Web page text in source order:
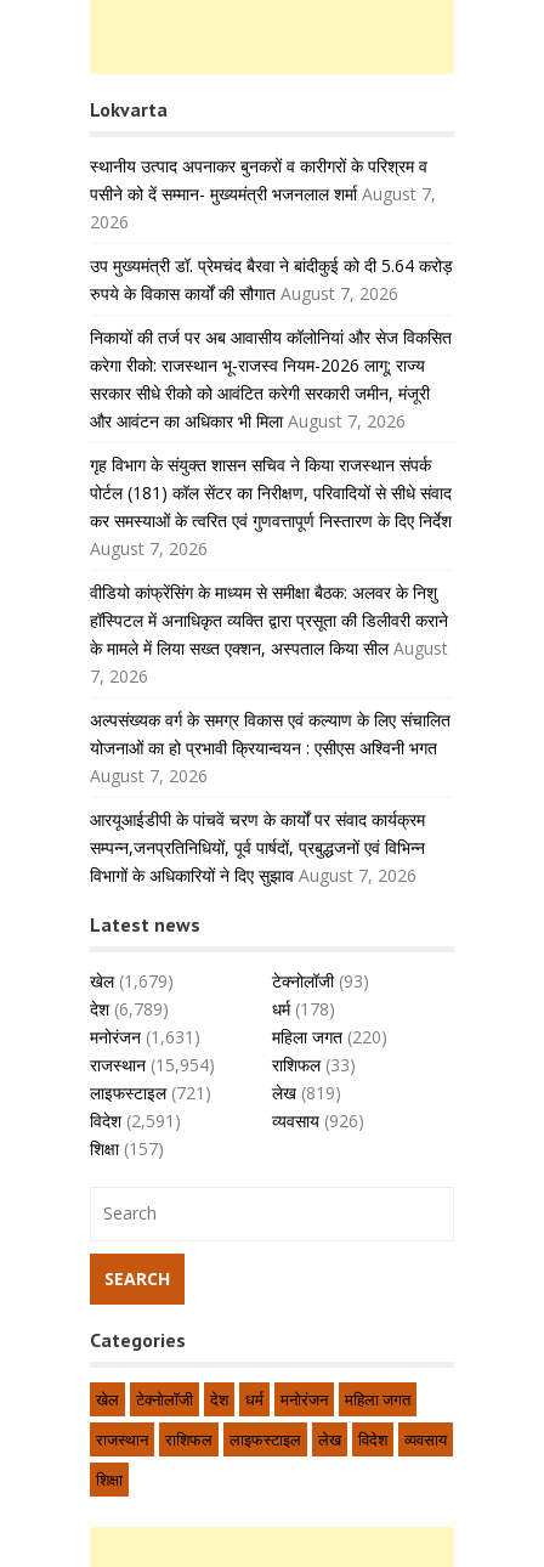
Lokvarta
स्थानीय उत्पाद अपनाकर बुनकरों व कारीगरों के परिश्रम व
पसीने को दें सम्मान- मुख्यमंत्री भजनलाल शर्मा August 7,
2026
उप मुख्यमंत्री डॉ. प्रेमचंद बैरवा ने बांदीकुई को दी 5.64 करोड़
रुपये के विकास कार्यों की सौगात August 7, 2026
निकायों की तर्ज पर अब आवासीय कॉलोनियां और सेज विकसित
करेगा रीको: राजस्थान भू-राजस्व नियम-2026 लागू; राज्य
सरकार सीधे रीको को आवंटित करेगी सरकारी जमीन, मंजूरी
और आवंटन का अधिकार भी मिला August 7, 2026
गृह विभाग के संयुक्त शासन सचिव ने किया राजस्थान संपर्क
पोर्टल (181) कॉल सेंटर का निरीक्षण, परिवादियों से सीधे संवाद
कर समस्याओं के त्वरित एवं गुणवत्तापूर्ण निस्तारण के दिए निर्देश
August 7, 2026
वीडियो कांफ्रेंसिंग के माध्यम से समीक्षा बैठक: अलवर के निशु
हॉस्पिटल में अनाधिकृत व्यक्ति द्वारा प्रसूता की डिलीवरी कराने
के मामले में लिया सख्त एक्शन, अस्पताल किया सील August
7, 2026
अल्पसंख्यक वर्ग के समग्र विकास एवं कल्याण के लिए संचालित
योजनाओं का हो प्रभावी क्रियान्वयन : एसीएस अश्विनी भगत
August 7, 2026
आरयूआईडीपी के पांचवें चरण के कार्यों पर संवाद कार्यक्रम
सम्पन्न,जनप्रतिनिधियों, पूर्व पार्षदों, प्रबुद्धजनों एवं विभिन्न
विभागों के अधिकारियों ने दिए सुझाव August 7, 2026
Latest news
खेल(1,679) टेक्नोलॉजी(93)
देश(6,789) धर्म(178)
मनोरंजन (1,631) महिला जगत (220)
राजस्थान (15,954) राशिफल(33)
लाइफस्टाइल(721) लेख (819)
विदेश(2,591) व्यवसाय (926)
शिक्षा(157)
Categories
खेल टेक्नोलॉजी देश धर्म मनोरंजन
महिला जगत
राजस्थान
राशिफल लाइफस्टाइल लेख विदेश
व्यवसाय
शिक्षा